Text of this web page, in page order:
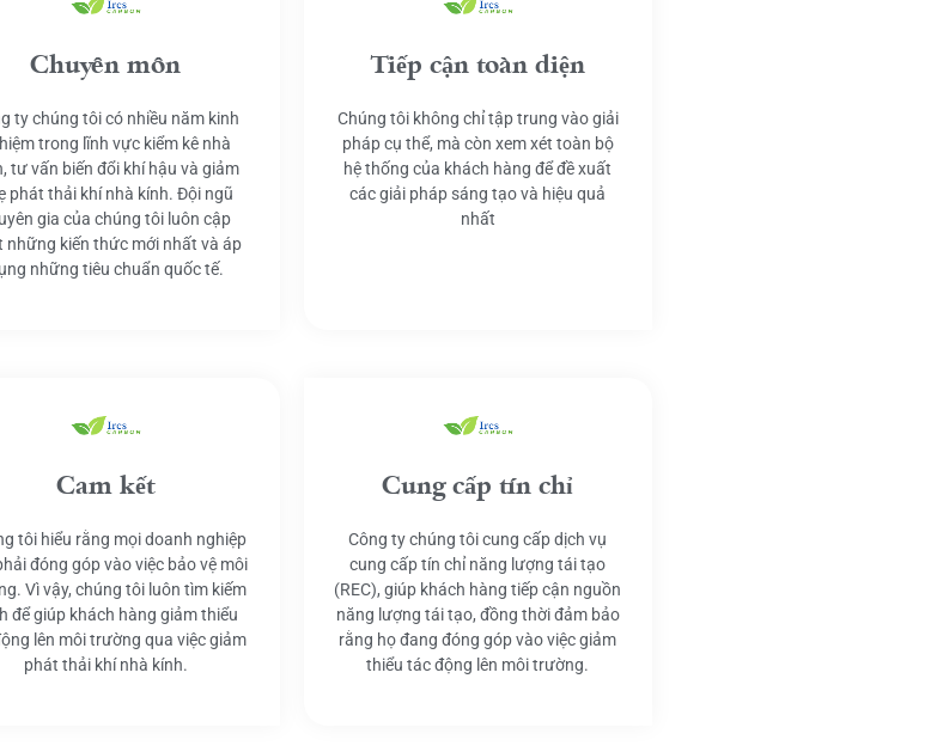
Chuyên môn
ty chúng tôi có nhiều năm kinh
trong lĩnh vực kiểm kê nhà
tư vấn biến đổi khí hậu và giảm
phát thải khí nhà kính. Đội ngũ
gia của chúng tôi luôn cập
những kiến thức mới nhất và áp
những tiêu chuẩn quốc tế.
Tiếp cận toàn diện
Chúng tôi không chỉ tập trung vào giải
pháp cụ thể, mà còn xem xét toàn bộ
hệ thống của khách hàng để đề xuất
các giải pháp sáng tạo và hiệu quả
nhất
Cam kết
tôi hiểu rằng mọi doanh nghiệp
đóng góp vào việc bảo vệ môi
Vì vậy, chúng tôi luôn tìm kiếm
để giúp khách hàng giảm thiểu
lên môi trường qua việc giảm
phát thải khí nhà kính.
Cung cấp tín chỉ
Công ty chúng tôi cung cấp dịch vụ
cung cấp tín chỉ năng lượng tái tạo
(REC), giúp khách hàng tiếp cận nguồn
năng lượng tái tạo, đồng thời đảm bảo
rằng họ đang đóng góp vào việc giảm
thiểu tác động lên môi trường.